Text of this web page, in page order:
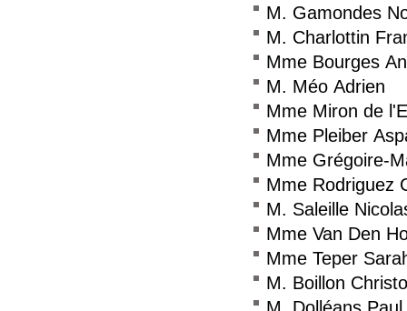
M. Gamondes
M. Charlottin
Mme Bourges
M. Méo Adrien
Mme Miron de
Mme Pleiber
Mme Grégoire-
Mme Rodriguez
M. Saleille
Mme Van Den
Mme Teper
M. Boillon